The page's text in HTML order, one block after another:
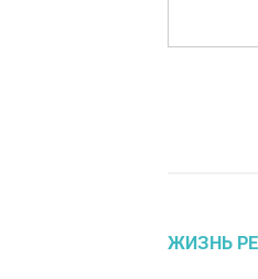
ЖИЗНЬ